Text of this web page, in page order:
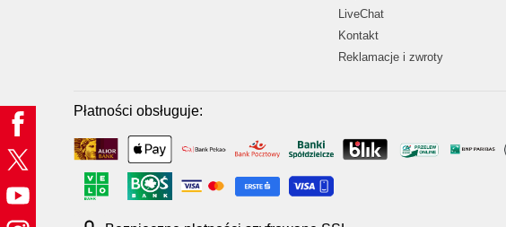
LiveChat
Kontakt
Reklamacje i zwroty
Płatności obsługuje: